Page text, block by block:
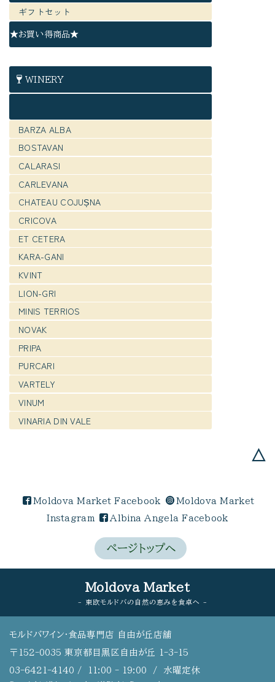
ギフトセット
★お買い得商品★
WINERY
BARZA ALBA
BOSTAVAN
CALARASI
CARLEVANA
CHATEAU COJUȘNA
CRICOVA
ET CETERA
KARA-GANI
KVINT
LION-GRI
MINIS TERRIOS
NOVAK
PRIPA
PURCARI
VARTELY
VINUM
VINARIA DIN VALE
Moldova Market Facebook
Moldova Market
Instagram
Albina Angela Facebook
ページトップへ
Moldova Market
- 東欧モルドバの自然の恵みを食卓へ -
モルドバワイン・食品専門店 自由が丘店舗
〒152-0035 東京都目黒区自由が丘 1-3-15
03-6421-4140 / 11:00 - 19:00 / 水曜定休
△